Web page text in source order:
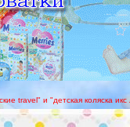
travel" и "детская коляска